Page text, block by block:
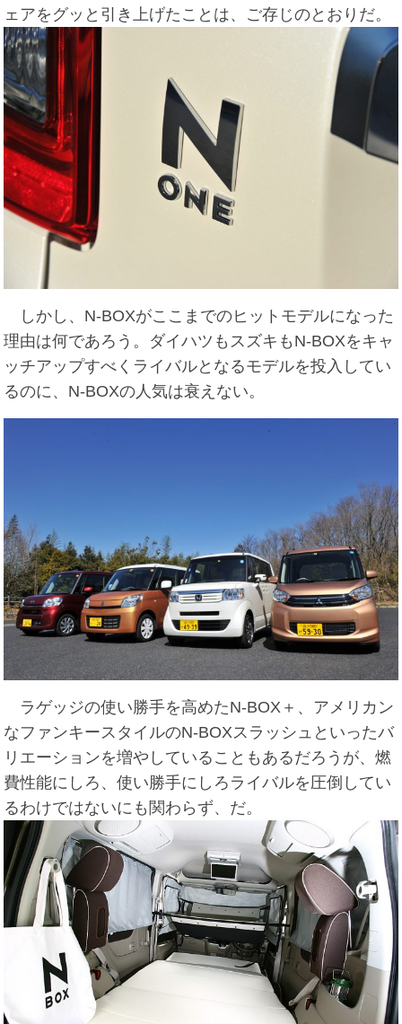
ェアをグッと引き上げたことは、ご存じのとおりだ。
しかし、N-BOXがここまでのヒットモデルになった
理由は何であろう。ダイハツもスズキもN-BOXをキャ
ッチアップすべくライバルとなるモデルを投入してい
るのに、N-BOXの人気は衰えない。
ラゲッジの使い勝手を高めたN-BOX＋、アメリカン
なファンキースタイルのN-BOXスラッシュといったバ
リエーションを増やしていることもあるだろうが、燃
費性能にしろ、使い勝手にしろライバルを圧倒してい
るわけではないにも関わらず、だ。